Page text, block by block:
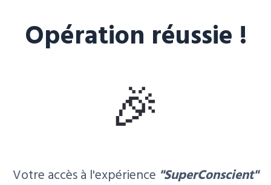
Opération réussie !
🎉
Votre accès à l'expérience "SuperConscient"